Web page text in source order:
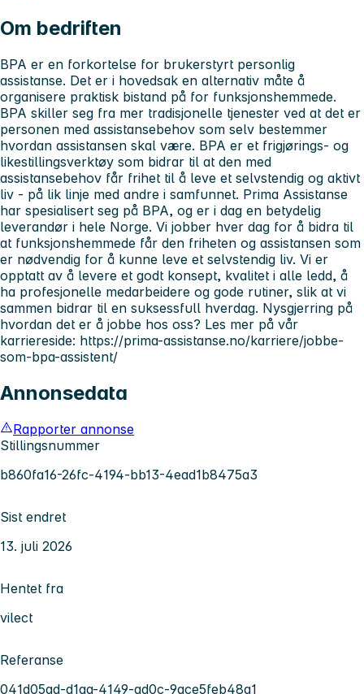
Om bedriften
BPA er en forkortelse for brukerstyrt personlig
assistanse. Det er i hovedsak en alternativ måte å
organisere praktisk bistand på for funksjonshemmede.
BPA skiller seg fra mer tradisjonelle tjenester ved at det er
personen med assistansebehov som selv bestemmer
hvordan assistansen skal være. BPA er et frigjørings- og
likestillingsverktøy som bidrar til at den med
assistansebehov får frihet til å leve et selvstendig og aktivt
liv - på lik linje med andre i samfunnet. Prima Assistanse
har spesialisert seg på BPA, og er i dag en betydelig
leverandør i hele Norge. Vi jobber hver dag for å bidra til
at funksjonshemmede får den friheten og assistansen som
er nødvendig for å kunne leve et selvstendig liv. Vi er
opptatt av å levere et godt konsept, kvalitet i alle ledd, å
ha profesjonelle medarbeidere og gode rutiner, slik at vi
sammen bidrar til en suksessfull hverdag. Nysgjerring på
hvordan det er å jobbe hos oss? Les mer på vår
karriereside: https://prima-assistanse.no/karriere/jobbe-
som-bpa-assistent/
Annonsedata
Rapporter annonse
Stillingsnummer
b860fa16-26fc-4194-bb13-4ead1b8475a3
Sist endret
13. juli 2026
Hentet fra
vilect
Referanse
041d05ad-d1aa-4149-ad0c-9ace5feb48a1